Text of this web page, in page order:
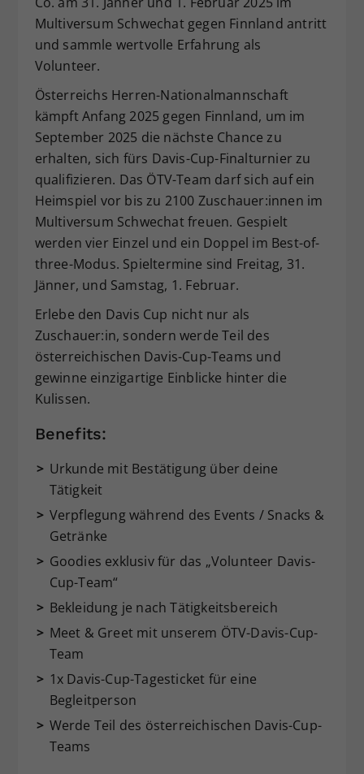
Multiversum Schwechat gegen Finnland antritt
und sammle wertvolle Erfahrung als
Volunteer.
Österreichs Herren-Nationalmannschaft
kämpft Anfang 2025 gegen Finnland, um im
September 2025 die nächste Chance zu
erhalten, sich fürs Davis-Cup-Finalturnier zu
qualifizieren. Das ÖTV-Team darf sich auf ein
Heimspiel vor bis zu 2100 Zuschauer:innen im
Multiversum Schwechat freuen. Gespielt
werden vier Einzel und ein Doppel im Best-of-
three-Modus. Spieltermine sind Freitag, 31.
Jänner, und Samstag, 1. Februar.
Erlebe den Davis Cup nicht nur als
Zuschauer:in, sondern werde Teil des
österreichischen Davis-Cup-Teams und
gewinne einzigartige Einblicke hinter die
Kulissen.
Benefits:
Urkunde mit Bestätigung über deine
Tätigkeit
Verpflegung während des Events / Snacks &
Getränke
Goodies exklusiv für das „Volunteer Davis-
Cup-Team“
Bekleidung je nach Tätigkeitsbereich
Meet & Greet mit unserem ÖTV-Davis-Cup-
Team
1x Davis-Cup-Tagesticket für eine
Begleitperson
Werde Teil des österreichischen Davis-Cup-
Teams
Zweck
Dieser Wert speichert Ihre Consent-
Einstellungen. Unter anderem eine
zufällig generierte ID, für die
vorgenommen Einstellungen, falls der
Webseiten-Betreiber dies eingestellt
hat.